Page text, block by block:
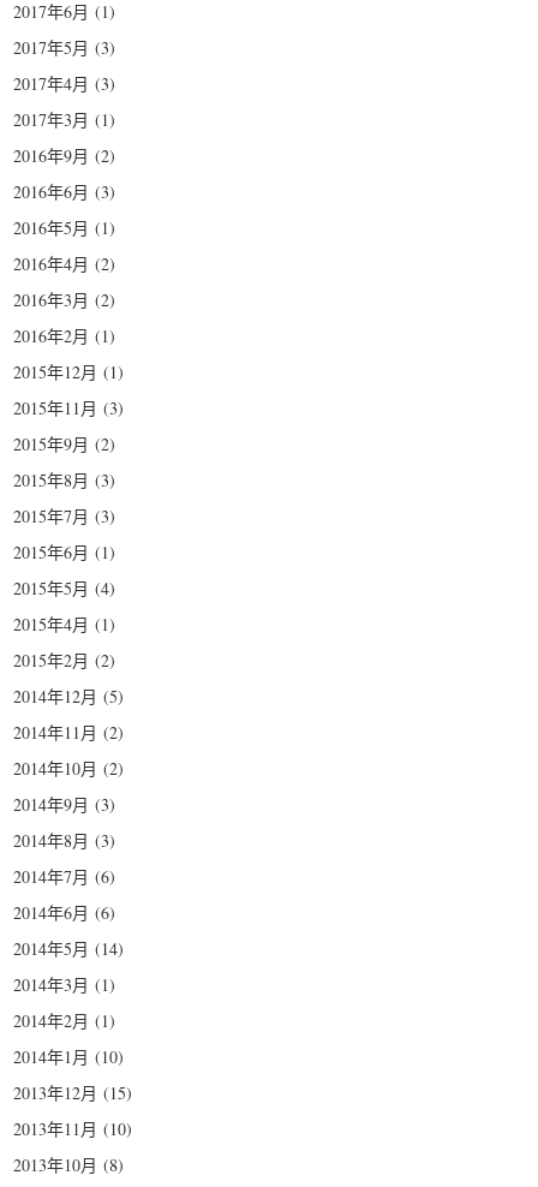
2017年6月 (1)
2017年5月 (3)
2017年4月 (3)
2017年3月 (1)
2016年9月 (2)
2016年6月 (3)
2016年5月 (1)
2016年4月 (2)
2016年3月 (2)
2016年2月 (1)
2015年12月 (1)
2015年11月 (3)
2015年9月 (2)
2015年8月 (3)
2015年7月 (3)
2015年6月 (1)
2015年5月 (4)
2015年4月 (1)
2015年2月 (2)
2014年12月 (5)
2014年11月 (2)
2014年10月 (2)
2014年9月 (3)
2014年8月 (3)
2014年7月 (6)
2014年6月 (6)
2014年5月 (14)
2014年3月 (1)
2014年2月 (1)
2014年1月 (10)
2013年12月 (15)
2013年11月 (10)
2013年10月 (8)